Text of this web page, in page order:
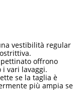
vestibilità regular
pettinato offrono
i vari lavaggi.
se la taglia è
più ampia se